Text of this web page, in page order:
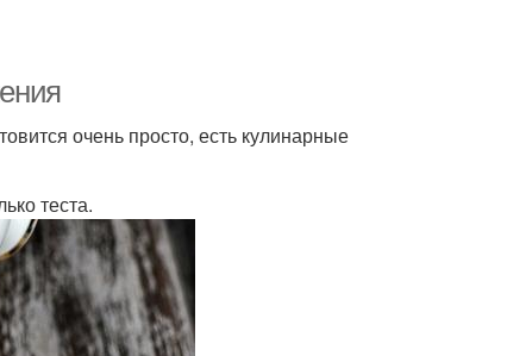
очень просто, есть кулинарные
теста.